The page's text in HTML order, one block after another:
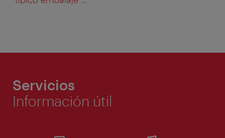
Servicios
Información útil